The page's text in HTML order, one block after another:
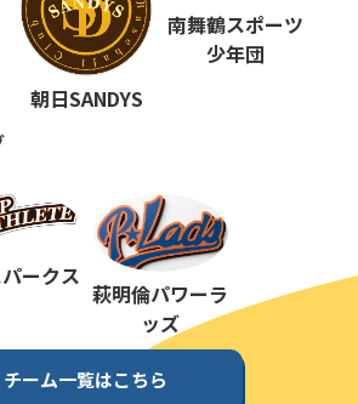
ポップアスリートカップ
ポップアスリートカップ
ポップアスリートカップ
ポップアスリートカップ
ポップアスリートカップ
ポップアスリートカップ
朝日SANDYS
南舞鶴スポーツ
少年団
ークス
萩明倫パワーラ
ッズ
チーム一覧はこちら